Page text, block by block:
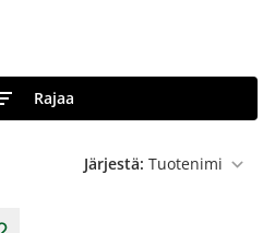
Rajaa
Järjestä: